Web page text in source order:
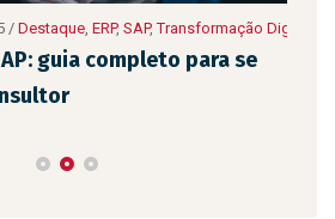
,ERP ,SAP,Transformação Digital
guia completo para se